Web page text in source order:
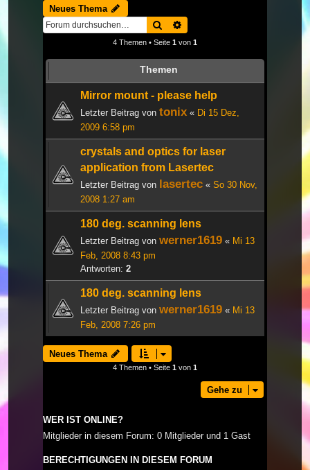
Neues Thema
Suche
4 Themen • Seite 1 von 1
Themen
Mirror mount - please help
Letzter Beitrag von tonix « Di 15 Dez,
2009 6:58 pm
crystals and optics for laser
application from Lasertec
Letzter Beitrag von lasertec « So 30 Nov,
2008 1:27 am
180 deg. scanning lens
Letzter Beitrag von werner1619 « Mi 13
Feb, 2008 8:43 pm
Antworten: 2
180 deg. scanning lens
Letzter Beitrag von werner1619 « Mi 13
Feb, 2008 7:26 pm
Neues Thema
4 Themen • Seite 1 von 1
Gehe zu
WER IST ONLINE?
Mitglieder in diesem Forum: 0 Mitglieder und 1 Gast
BERECHTIGUNGEN IN DIESEM FORUM